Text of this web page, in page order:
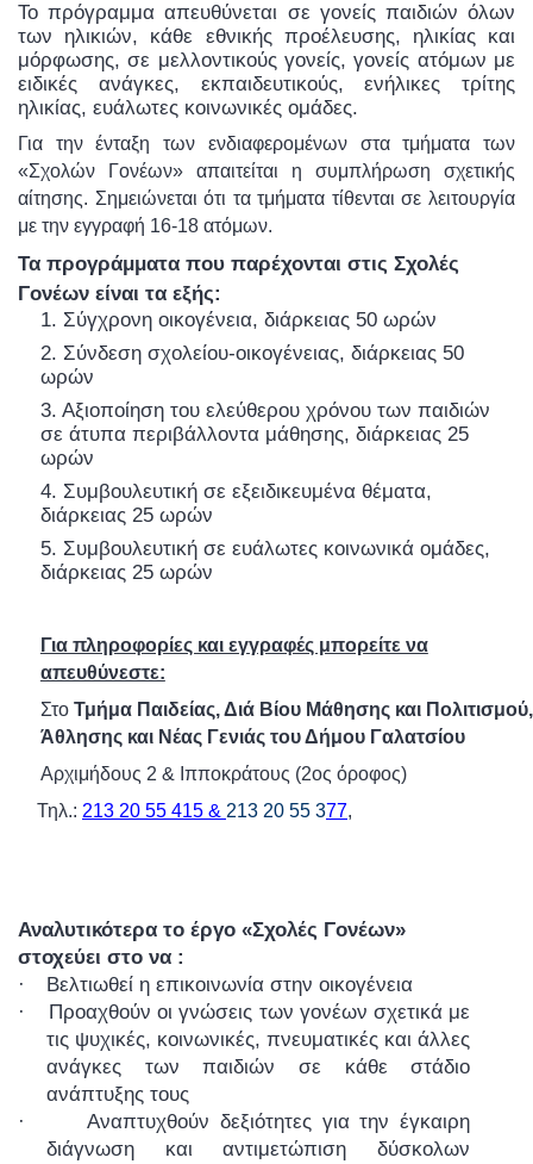
Το πρόγραμμα απευθύνεται σε γονείς παιδιών όλων
των ηλικιών, κάθε εθνικής προέλευσης, ηλικίας και
μόρφωσης, σε μελλοντικούς γονείς, γονείς ατόμων με
ειδικές ανάγκες, εκπαιδευτικούς, ενήλικες τρίτης
ηλικίας, ευάλωτες κοινωνικές ομάδες.
Για την ένταξη των ενδιαφερομένων στα τμήματα των
«Σχολών Γονέων» απαιτείται η συμπλήρωση σχετικής
αίτησης. Σημειώνεται ότι τα τμήματα τίθενται σε λειτουργία
με την εγγραφή 16-18 ατόμων.
Τα προγράμματα που παρέχονται στις Σχολές
Γονέων είναι τα εξής:
1. Σύγχρονη οικογένεια, διάρκειας 50 ωρών
2. Σύνδεση σχολείου-οικογένειας, διάρκειας 50
ωρών
3. Αξιοποίηση του ελεύθερου χρόνου των παιδιών
σε άτυπα περιβάλλοντα μάθησης, διάρκειας 25
ωρών
4. Συμβουλευτική σε εξειδικευμένα θέματα,
διάρκειας 25 ωρών
5. Συμβουλευτική σε ευάλωτες κοινωνικά ομάδες,
διάρκειας 25 ωρών
Για πληροφορίες και εγγραφές μπορείτε να
απευθύνεστε:
Στο Τμήμα Παιδείας, Διά Βίου Μάθησης και Πολιτισμού,
Άθλησης και Νέας Γενιάς του Δήμου Γαλατσίου
Αρχιμήδους 2 & Ιπποκράτους (2ος όροφος)
Τηλ.: 213 20 55 415 & 213 20 55 377,
Αναλυτικότερα το έργο «Σχολές Γονέων»
στοχεύει στο να :
·
Βελτιωθεί η επικοινωνία στην οικογένεια
·
Προαχθούν οι γνώσεις των γονέων σχετικά με
τις ψυχικές, κοινωνικές, πνευματικές και άλλες
ανάγκες των παιδιών σε κάθε στάδιο
ανάπτυξης τους
·
Αναπτυχθούν δεξιότητες για την έγκαιρη
διάγνωση και αντιμετώπιση δύσκολων